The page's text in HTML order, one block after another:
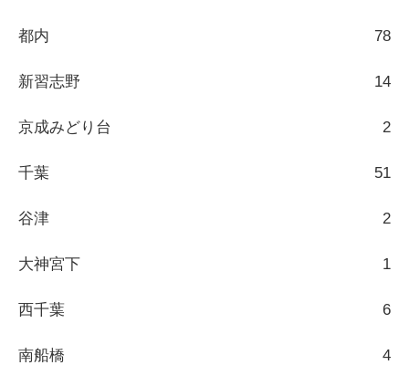
都内 78
新習志野 14
京成みどり台 2
千葉 51
谷津 2
大神宮下 1
西千葉 6
南船橋 4